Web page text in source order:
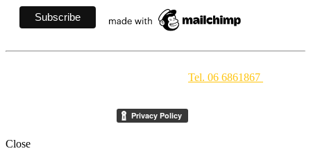
Tel. 06 6861867
Close